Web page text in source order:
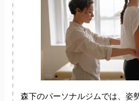
森下のパーソナルジムでは、姿